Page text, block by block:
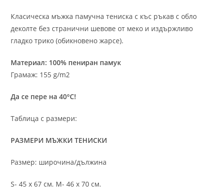
Класическа мъжка памучна тениска с къс ръкав с обло
деколте без странични шевове от меко и издържливо
гладко трико (обикновено жарсе).
Материал: 100% пениран памук
Грамаж: 155 g/m2
Да се пере на 40°C!
Таблица с размери:
РАЗМЕРИ МЪЖКИ ТЕНИСКИ
Размер: широчина/дължина
S- 45 х 67 см. M- 46 х 70 см.